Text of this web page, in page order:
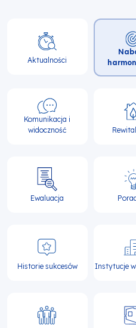
Główna
nawigacja
Aktualności
Komunikacja i
widoczność
Ewaluacja
Historie sukcesów Instytucje